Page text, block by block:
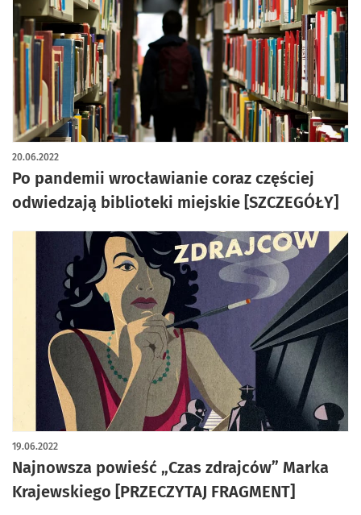
Po pandemii wrocławianie coraz częściej
odwiedzają biblioteki miejskie [SZCZEGÓŁY]
20.06.2022
Najnowsza powieść „Czas zdrajców” Marka
Krajewskiego [PRZECZYTAJ FRAGMENT]
19.06.2022